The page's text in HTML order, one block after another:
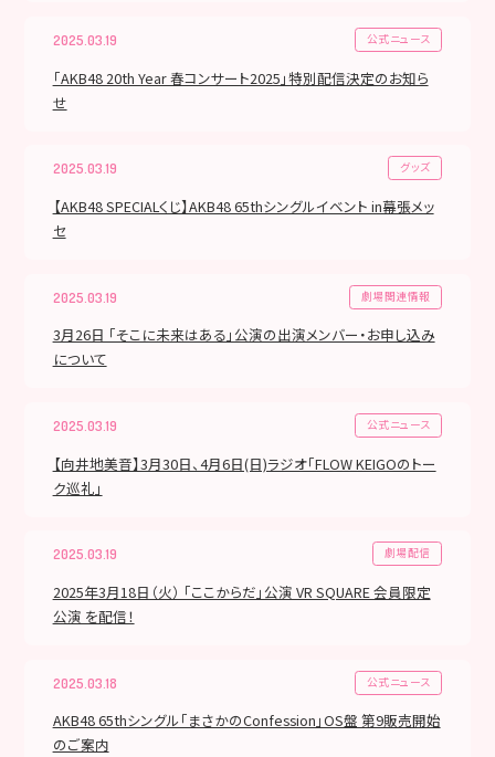
2025.03.19 公式ニュース
「AKB48 20th Year 春コンサート2025」特別配信決定のお知ら
せ
2025.03.19 グッズ
【AKB48 SPECIALくじ】AKB48 65thシングルイベント in幕張メッ
セ
2025.03.19 劇場関連情報
3月26日 「そこに未来はある」公演の出演メンバー・お申し込み
について
2025.03.19 公式ニュース
【向井地美音】3月30日、4月6日(日)ラジオ「FLOW KEIGOのトー
ク巡礼」
2025.03.19 劇場配信
2025年3月18日（火） 「ここからだ」公演 VR SQUARE 会員限定
公演 を配信！
2025.03.18 公式ニュース
AKB48 65thシングル「まさかのConfession」OS盤 第9販売開始
のご案内